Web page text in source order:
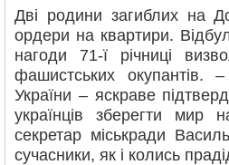
Дві родини загиблих на
ордери на квартири.
нагоди 71-ї річниці
фашистських окупантів. –
України – яскраве
українців зберегти мир
секретар міськради
сучасники, як і колись